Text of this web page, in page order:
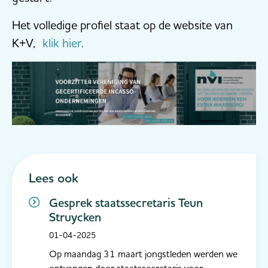
Het volledige profiel staat op de website van
K+V, klik hier.
Lees ook
Gesprek staatssecretaris Teun
Struycken
01-04-2025
Op maandag 31 maart jongstleden werden we